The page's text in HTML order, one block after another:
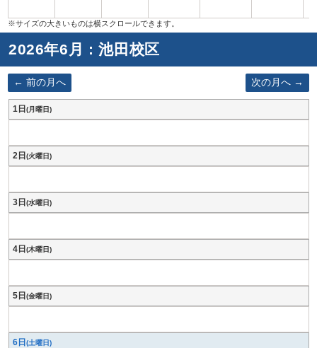
2026年6月 : 池田校区
前の月へ 次の月へ
1日 (月曜日)
2日 (火曜日)
3日 (水曜日)
4日 (木曜日)
5日 (金曜日)
6日 (土曜日)